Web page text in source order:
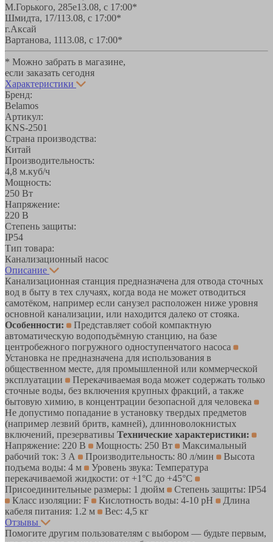
М.Горького, 285е13.08, с 17:00*
Шмидта, 17/113.08, с 17:00*
г.Аксай
Вартанова, 1113.08, с 17:00*
* Можно забрать в магазине,
если заказать сегодня
Характеристики
Бренд:
Belamos
Артикул:
KNS-2501
Страна производства:
Китай
Производительность:
4,8 м.куб/ч
Мощность:
250 Вт
Напряжение:
220 В
Степень защиты:
IP54
Тип товара:
Канализационный насос
Описание
Канализационная станция предназначена для отвода сточных
вод в быту в тех случаях, когда вода не может отводиться
самотёком, например если санузел расположен ниже уровня
основной канализации, или находится далеко от стояка.
Особенности:
Представляет собой компактную
автоматическую водоподъёмную станцию, на базе
центробежного погружного одноступенчатого насоса
Установка не предназначена для использования в
общественном месте, для промышленной или коммерческой
эксплуатации
Перекачиваемая вода может содержать только
сточные воды, без включения крупных фракций, а также
бытовую химию, в концентрации безопасной для человека
Не допустимо попадание в установку твердых предметов
(например лезвий бритв, камней), длинноволокнистых
включений, презервативы Технические характеристики:
Напряжение: 220 В
Мощность: 250 Вт
Максимальный
рабочий ток: 3 А
Производительность: 80 л/мин
Высота
подъема воды: 4 м
Уровень звука: Температура
перекачиваемой жидкости: от +1°С до +45°С
Присоединительные размеры: 1 дюйм
Степень защиты: IP54
Класс изоляции: F
Кислотность воды: 4-10 pH
Длина
кабеля питания: 1.2 м
Вес: 4,5 кг
Отзывы
Помогите другим пользователям с выбором — будьте первым,